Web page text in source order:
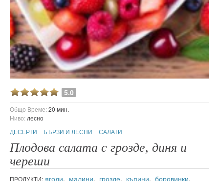
5.0
Общо Време:20 мин.
Ниво: лесно
ДЕСЕРТИ
БЪРЗИ И ЛЕСНИ САЛАТИ
Плодова салата с грозде, диня и
череши
ПРОДУКТИ: ягоди, малини, грозде, къпини, боровинки,